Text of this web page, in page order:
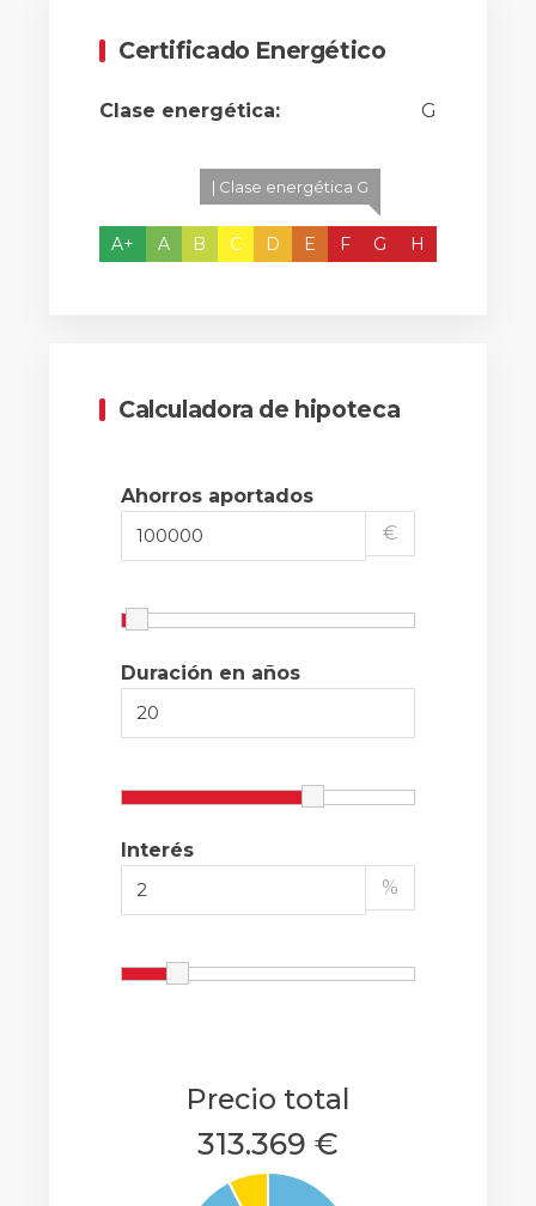
Certificado Energético
Clase energética: G
A+ A B C D E F
| Clase energética G
G H
Calculadora de hipoteca
Ahorros aportados
€
Duración en años
Interés
%
Precio total
313.369 €